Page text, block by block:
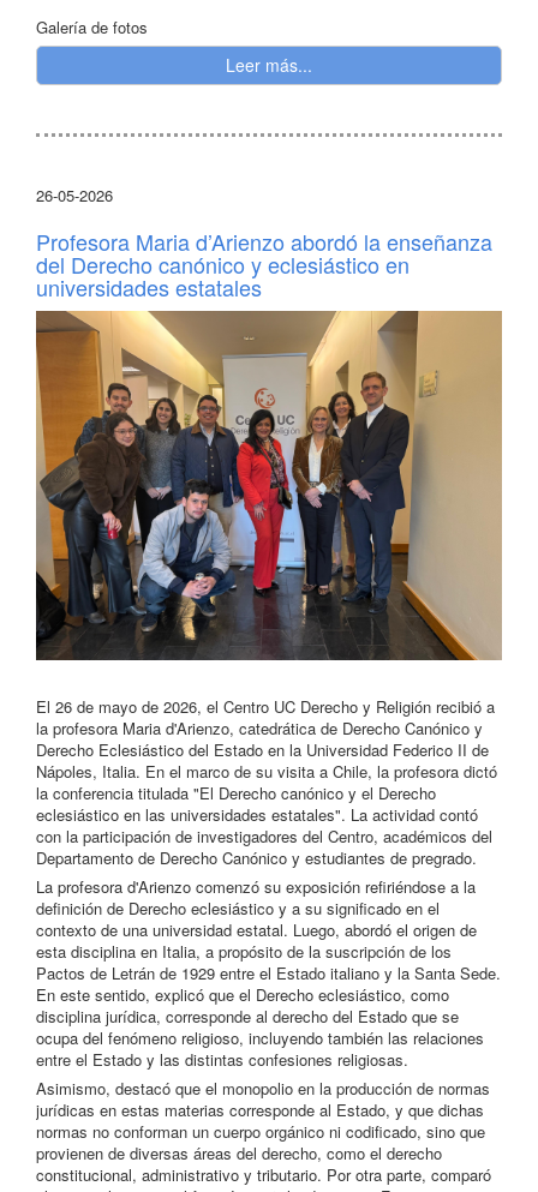
Galería de fotos
Leer más...
26-05-2026
Profesora Maria d’Arienzo abordó la enseñanza
del Derecho canónico y eclesiástico en
universidades estatales
El 26 de mayo de 2026, el Centro UC Derecho y Religión recibió a
la profesora Maria d'Arienzo, catedrática de Derecho Canónico y
Derecho Eclesiástico del Estado en la Universidad Federico II de
Nápoles, Italia. En el marco de su visita a Chile, la profesora dictó
la conferencia titulada "El Derecho canónico y el Derecho
eclesiástico en las universidades estatales". La actividad contó
con la participación de investigadores del Centro, académicos del
Departamento de Derecho Canónico y estudiantes de pregrado.
La profesora d'Arienzo comenzó su exposición refiriéndose a la
definición de Derecho eclesiástico y a su significado en el
contexto de una universidad estatal. Luego, abordó el origen de
esta disciplina en Italia, a propósito de la suscripción de los
Pactos de Letrán de 1929 entre el Estado italiano y la Santa Sede.
En este sentido, explicó que el Derecho eclesiástico, como
disciplina jurídica, corresponde al derecho del Estado que se
ocupa del fenómeno religioso, incluyendo también las relaciones
entre el Estado y las distintas confesiones religiosas.
Asimismo, destacó que el monopolio en la producción de normas
jurídicas en estas materias corresponde al Estado, y que dichas
normas no conforman un cuerpo orgánico ni codificado, sino que
provienen de diversas áreas del derecho, como el derecho
constitucional, administrativo y tributario. Por otra parte, comparó